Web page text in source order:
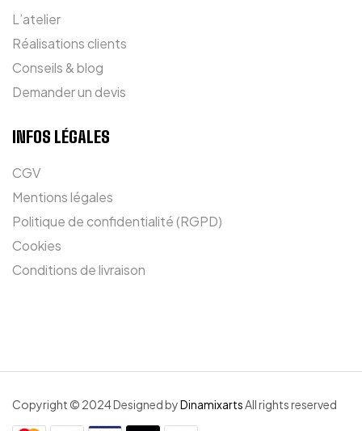
L’atelier
Réalisations clients
Conseils & blog
Demander un devis
INFOS LÉGALES
CGV
Mentions légales
Politique de confidentialité (RGPD)
Cookies
Conditions de livraison
Copyright © 2024 Designed byDinamixartsAll rights reserved